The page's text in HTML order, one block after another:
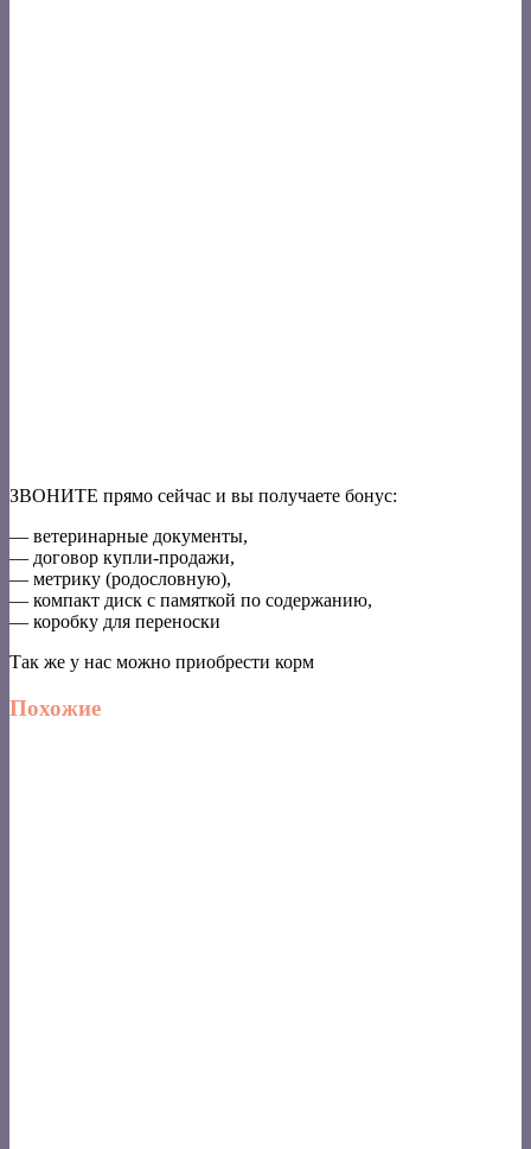
ЗВОНИТЕ прямо сейчас и вы получаете бонус:
— ветеринарные документы,
— договор купли-продажи,
— метрику (родословную),
— компакт диск с памяткой по содержанию,
— коробку для переноски
Так же у нас можно приобрести корм
Похожие